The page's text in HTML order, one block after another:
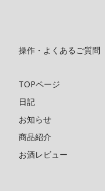
操作・よくあるご質問
TOPページ
日記
お知らせ
商品紹介
お酒レビュー